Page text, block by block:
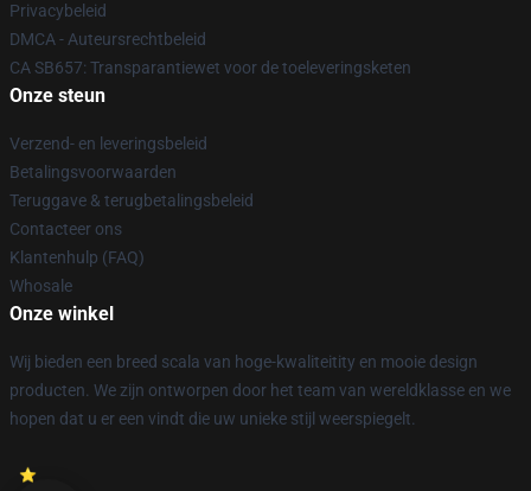
Privacybeleid
DMCA - Auteursrechtbeleid
CA SB657: Transparantiewet voor de toeleveringsketen
Onze steun
Verzend- en leveringsbeleid
Betalingsvoorwaarden
Teruggave & terugbetalingsbeleid
Contacteer ons
Klantenhulp (FAQ)
Whosale
Onze winkel
Wij bieden een breed scala van hoge-kwaliteitity en mooie design
producten. We zijn ontworpen door het team van wereldklasse en we
hopen dat u er een vindt die uw unieke stijl weerspiegelt.